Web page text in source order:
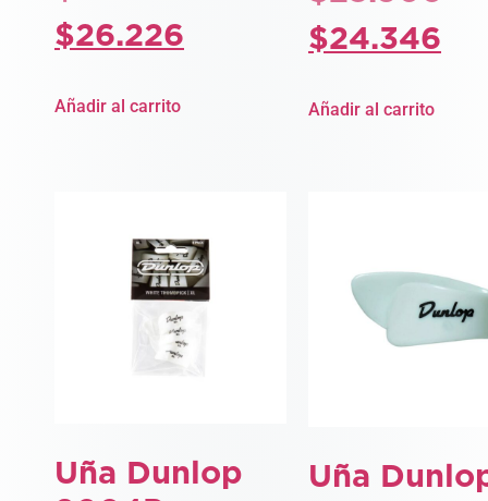
$26.226
Añadir al carrito
$24.346
Añadir al carrito
Uña Dunlop
Uña